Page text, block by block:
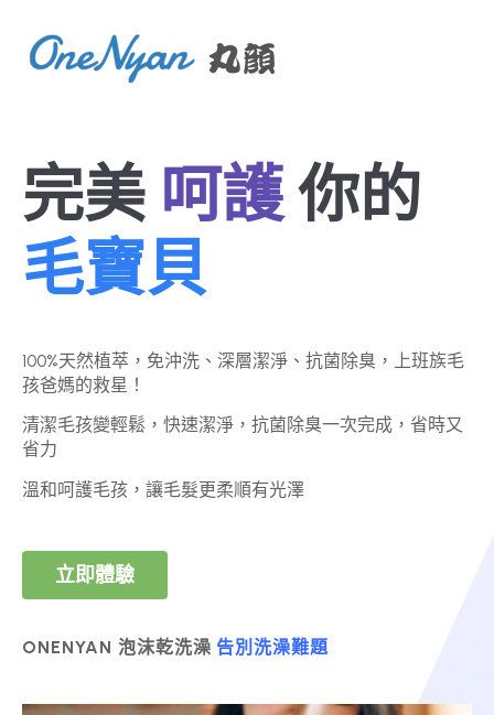
完美 呵護你的
毛寶貝
100%天然植萃，免沖洗、深層潔淨、抗菌除臭，上班族毛
孩爸媽的救星！
清潔毛孩變輕鬆，快速潔淨，抗菌除臭一次完成，省時又
省力
溫和呵護毛孩，讓毛髮更柔順有光澤
立即體驗
ONENYAN 泡沫乾洗澡 告別洗澡難題